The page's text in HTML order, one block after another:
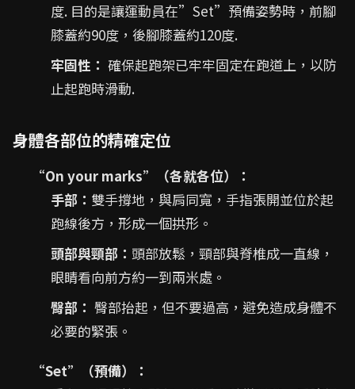
度. 目的是讓運動員在”Set”預備姿勢時，前腳
膝蓋約90度，後腳膝蓋約120度.
牢固性： 確保起跑架已牢牢固定在跑道上，以防
止起跑時滑動.
身體各部位的精確定位
“On your marks”（各就各位）：
手部： 雙手撐地，與肩同寬，手指張開並位於起
跑線後方，形成一個拱形。
頭部與頸部： 頭部放鬆，頸部與脊椎成一直線，
眼睛看向前方約一到兩米處。
臀部： 臀部抬起，但不要過高，避免造成身體不
必要的緊張。
“Set”（預備）：